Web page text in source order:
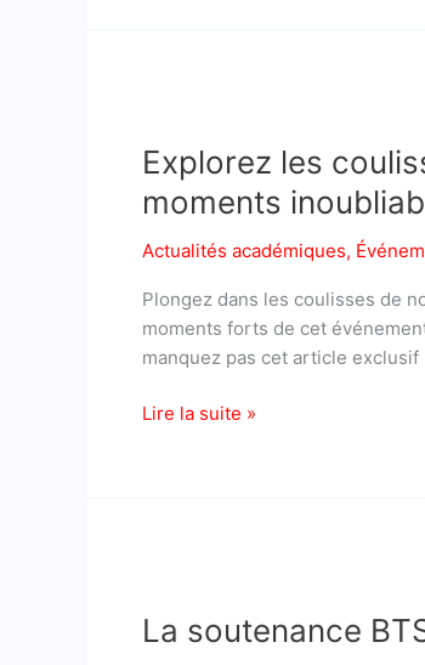
Explorez les
moments
Actualités académiques,
Plongez dans les coulisses de
moments forts de cet
manquez pas cet article
coulisses
notre
Journée
Ouvertes
:
images,
et
Lire la suite »
La soutenance
BTS